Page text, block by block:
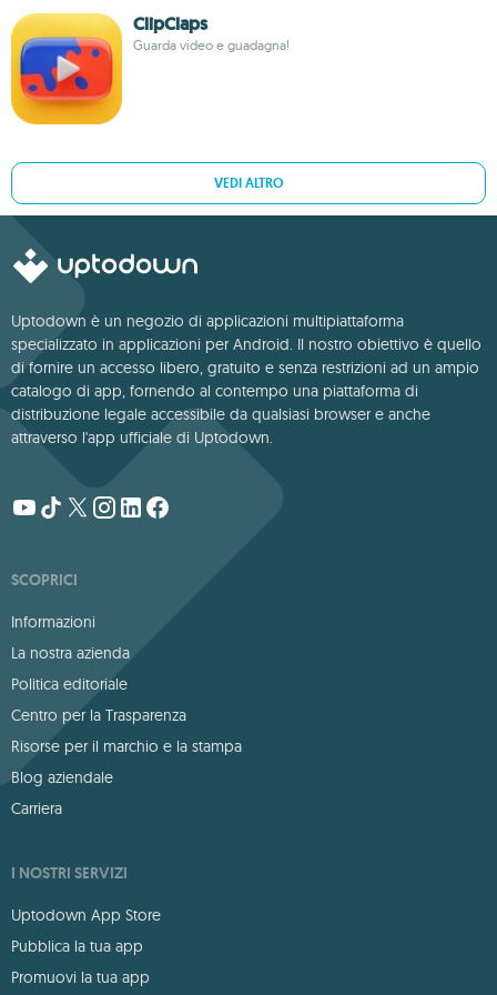
ClipClaps
Guarda video e guadagna!
VEDI ALTRO
Uptodown è un negozio di applicazioni multipiattaforma
specializzato in applicazioni per Android. Il nostro obiettivo è quello
di fornire un accesso libero, gratuito e senza restrizioni ad un ampio
catalogo di app, fornendo al contempo una piattaforma di
distribuzione legale accessibile da qualsiasi browser e anche
attraverso l'app ufficiale di Uptodown.
SCOPRICI
Informazioni
La nostra azienda
Politica editoriale
Centro per la Trasparenza
Risorse per il marchio e la stampa
Blog aziendale
Carriera
I NOSTRI SERVIZI
Uptodown App Store
Pubblica la tua app
Promuovi la tua app